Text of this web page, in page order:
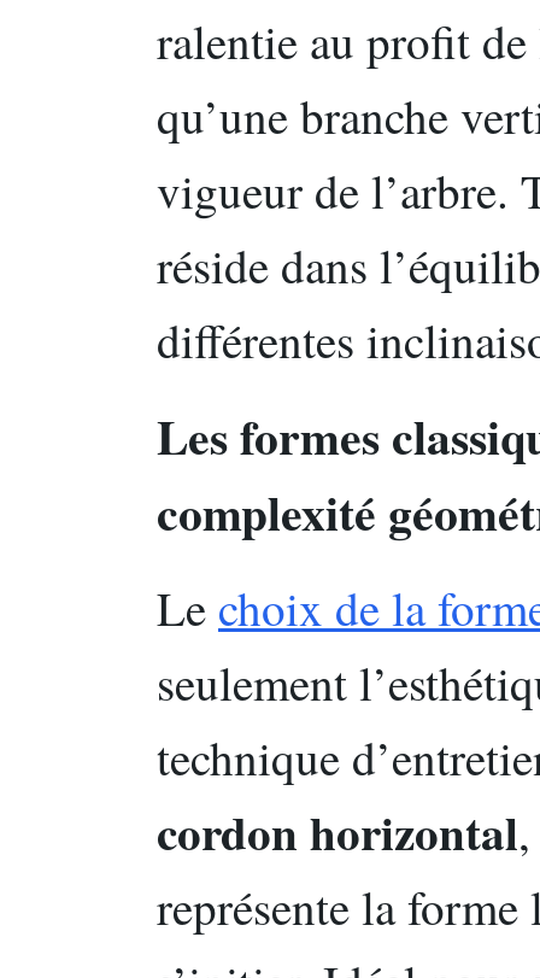
ralentie au profit
qu’une branche
vigueur de l’arbre.
réside dans
différentes
Les formes
complexité
Le choix de la
seulement
technique
cordon horizontal
représente la